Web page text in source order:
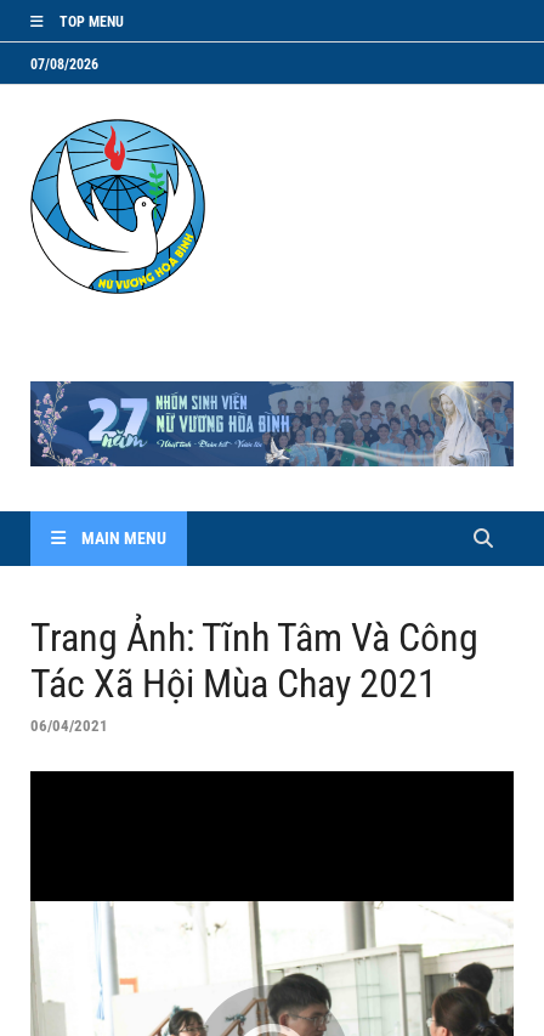
TOP MENU
07/08/2026
MAIN MENU
Trang Ảnh: Tĩnh Tâm Và Công
Tác Xã Hội Mùa Chay 2021
06/04/2021